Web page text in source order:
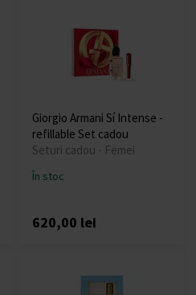
Giorgio Armani Sí Intense -
refillable Set cadou
Seturi cadou - Femei
În stoc
620,00 lei